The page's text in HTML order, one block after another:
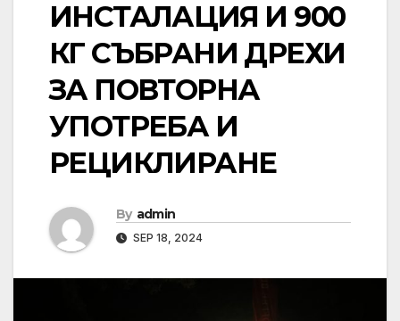
ИНСТАЛАЦИЯ И 900
КГ СЪБРАНИ ДРЕХИ
ЗА ПОВТОРНА
УПОТРЕБА И
РЕЦИКЛИРАНЕ
By admin
SEP 18, 2024